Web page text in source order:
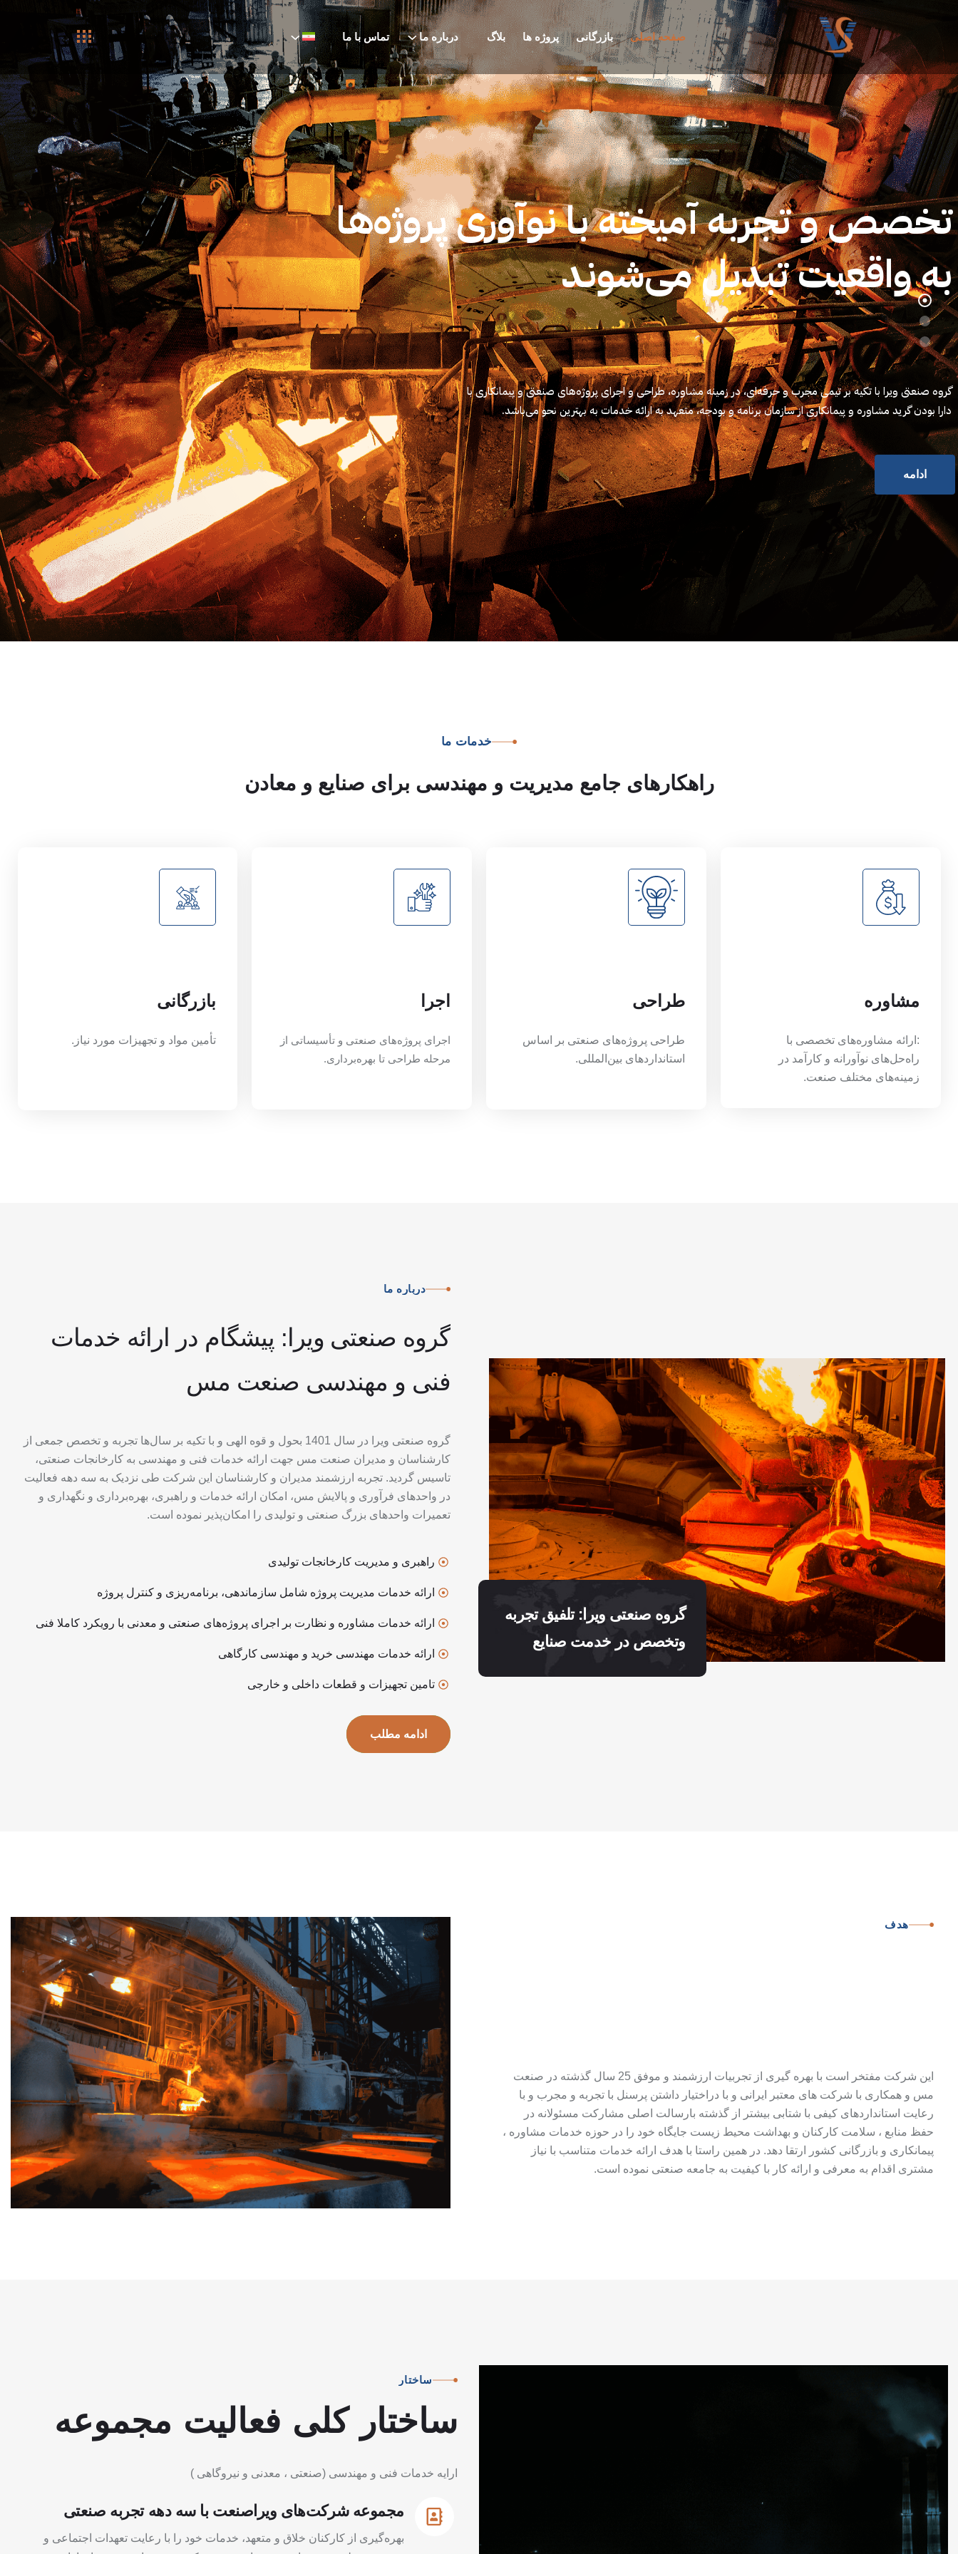
صفحه اصلی بازرگانی پروژه ها بلاگ درباره ما تماس با ما
تخصص و تجربه آمیخته با نوآوری پروژه‌ها
به واقعیت تبدیل می‌شوند
گروه صنعتی ویرا با تکیه بر تیمی مجرب و حرفه‌ای، در زمینه مشاوره، طراحی و اجرای پروژه‌های صنعتی و پیمانکاری با
دارا بودن گرید مشاوره و پیمانکاری از سازمان برنامه و بودجه، متعهد به ارائه خدمات به بهترین نحو می‌باشد.
ادامه
خدمات ما
راهکارهای جامع مدیریت و مهندسی برای صنایع و معادن
مشاوره
:ارائه مشاوره‌های تخصصی با
راه‌حل‌های نوآورانه و کارآمد در
زمینه‌های مختلف صنعت.
طراحی
طراحی پروژه‌های صنعتی بر اساس
استانداردهای بین‌المللی.
اجرا
اجرای پروژه‌های صنعتی و تأسیساتی از
مرحله طراحی تا بهره‌برداری.
بازرگانی
تأمین مواد و تجهیزات مورد نیاز.
گروه صنعتی ویرا: تلفیق تجربه
وتخصص در خدمت صنایع
درباره ما
گروه صنعتی ویرا: پیشگام در ارائه خدمات
فنی و مهندسی صنعت مس
گروه صنعتی ویرا در سال 1401 بحول و قوه الهی و با تکیه بر سال‌ها تجربه و تخصص جمعی از
کارشناسان و مدیران صنعت مس جهت ارائه خدمات فنی و مهندسی به کارخانجات صنعتی،
تاسیس گردید. تجربه ارزشمند مدیران و کارشناسان این شرکت طی نزدیک به سه دهه فعالیت
در واحدهای فرآوری و پالایش مس، امکان ارائه خدمات و راهبری، بهره‌برداری و نگهداری و
تعمیرات واحدهای بزرگ صنعتی و تولیدی را امکان‌پذیر نموده است.
راهبری و مدیریت کارخانجات تولیدی
ارائه خدمات مدیریت پروژه شامل سازماندهی، برنامه‌ریزی و کنترل پروژه
ارائه خدمات مشاوره و نظارت بر اجرای پروژه‌های صنعتی و معدنی با رویکرد کاملا فنی
ارائه خدمات مهندسی خرید و مهندسی کارگاهی
تامین تجهیزات و قطعات داخلی و خارجی
ادامه مطلب
هدف
این شرکت مفتخر است با بهره گیری از تجربیات ارزشمند و موفق 25 سال گذشته در صنعت
مس و همکاری با شرکت های معتبر ایرانی و با دراختیار داشتن پرسنل با تجربه و مجرب و با
رعایت استانداردهای کیفی با شتابی بیشتر از گذشته بارسالت اصلی مشارکت مسئولانه در
حفظ منابع ، سلامت کارکنان و بهداشت محیط زیست جایگاه خود را در حوزه خدمات مشاوره ،
پیمانکاری و بازرگانی کشور ارتقا دهد. در همین راستا با هدف ارائه خدمات متناسب با نیاز
مشتری اقدام به معرفی و ارائه کار با کیفیت به جامعه صنعتی نموده است.
ساختار
ساختار کلی فعالیت مجموعه
ارایه خدمات فنی و مهندسی (صنعتی ، معدنی و نیروگاهی )
مجموعه شرکت‌های ویراصنعت با سه دهه تجربه صنعتی
بهره‌گیری از کارکنان خلاق و متعهد، خدمات خود را با رعایت تعهدات اجتماعی و